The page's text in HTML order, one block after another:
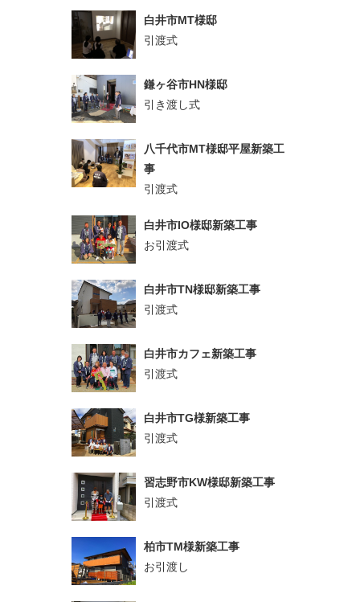
白井市MT様邸
引渡式
鎌ヶ谷市HN様邸
引き渡し式
八千代市MT様邸平屋新築工
事
引渡式
白井市IO様邸新築工事
お引渡式
白井市TN様邸新築工事
引渡式
白井市カフェ新築工事
引渡式
白井市TG様新築工事
引渡式
習志野市KW様邸新築工事
引渡式
柏市TM様新築工事
お引渡し